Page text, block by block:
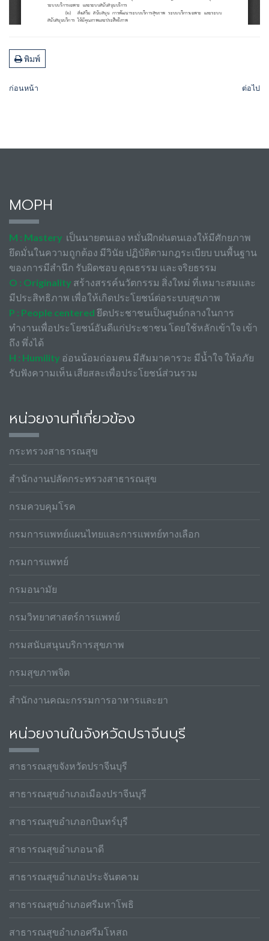
พิมพ์
ก่อนหน้า ต่อไป
MOPH
M : Mastery เป็นนายตนเอง หมั่นฝึกฝนตนเองให้มีศักยภาพ
ยึดมั่นในความถูกต้อง มีวินัย ปฏิบัติตามกฎระเบียบ บนพื้นฐาน
ของการมีสำนึก รับผิดชอบ คุณธรรม และจริยธรรม
O : Originality สร้างสรรค์นวัตกรรม สิ่งใหม่ ที่เหมาะสมและ
มีประสิทธิภาพ เพื่อให้เกิดประโยชน์ต่อระบบสุขภาพ
P : People centered ยึดประชาชนเป็นศูนย์กลางในการ
ทำงานเพื่อประโยชน์อันดีแก่ประชาชน โดยใช้หลักเข้าใจ เข้า
ถึง พึ่งได้
H : Humility อ่อนน้อมถ่อมตน มีสัมมาคารวะ มีน้ำใจ ให้อภัย
รับฟังความเห็น เสียสละเพื่อประโยชน์ส่วนรวม
หน่วยงานที่เกี่ยวข้อง
กระทรวงสาธารณสุข
สำนักงานปลัดกระทรวงสาธารณสุข
กรมควบคุมโรค
กรมการแพทย์แผนไทยและการแพทย์ทางเลือก
กรมการแพทย์
กรมอนามัย
กรมวิทยาศาสตร์การแพทย์
กรมสนับสนุนบริการสุขภาพ
กรมสุขภาพจิต
สำนักงานคณะกรรมการอาหารและยา
หน่วยงานในจังหวัดปราจีนบุรี
สาธารณสุขจังหวัดปราจีนบุรี
สาธารณสุขอำเภอเมืองปราจีนบุรี
สาธารณสุขอำเภอกบินทร์บุรี
สาธารณสุขอำเภอนาดี
สาธารณสุขอำเภอประจันตคาม
สาธารณสุขอำเภอศรีมหาโพธิ
สาธารณสุขอำเภอศรีมโหสถ